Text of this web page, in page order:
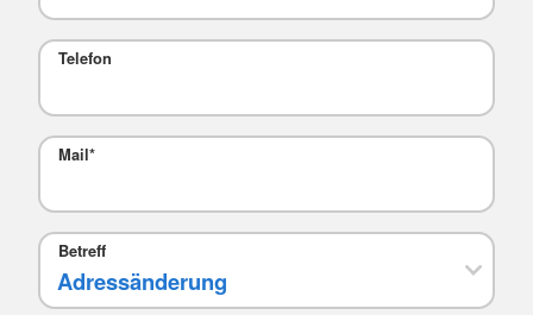
Telefon
Mail*
Betreff